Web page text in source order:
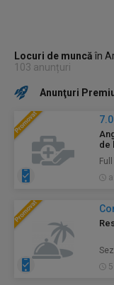
Locuri de muncăîn
103 anunțuri
Anunţuri
de